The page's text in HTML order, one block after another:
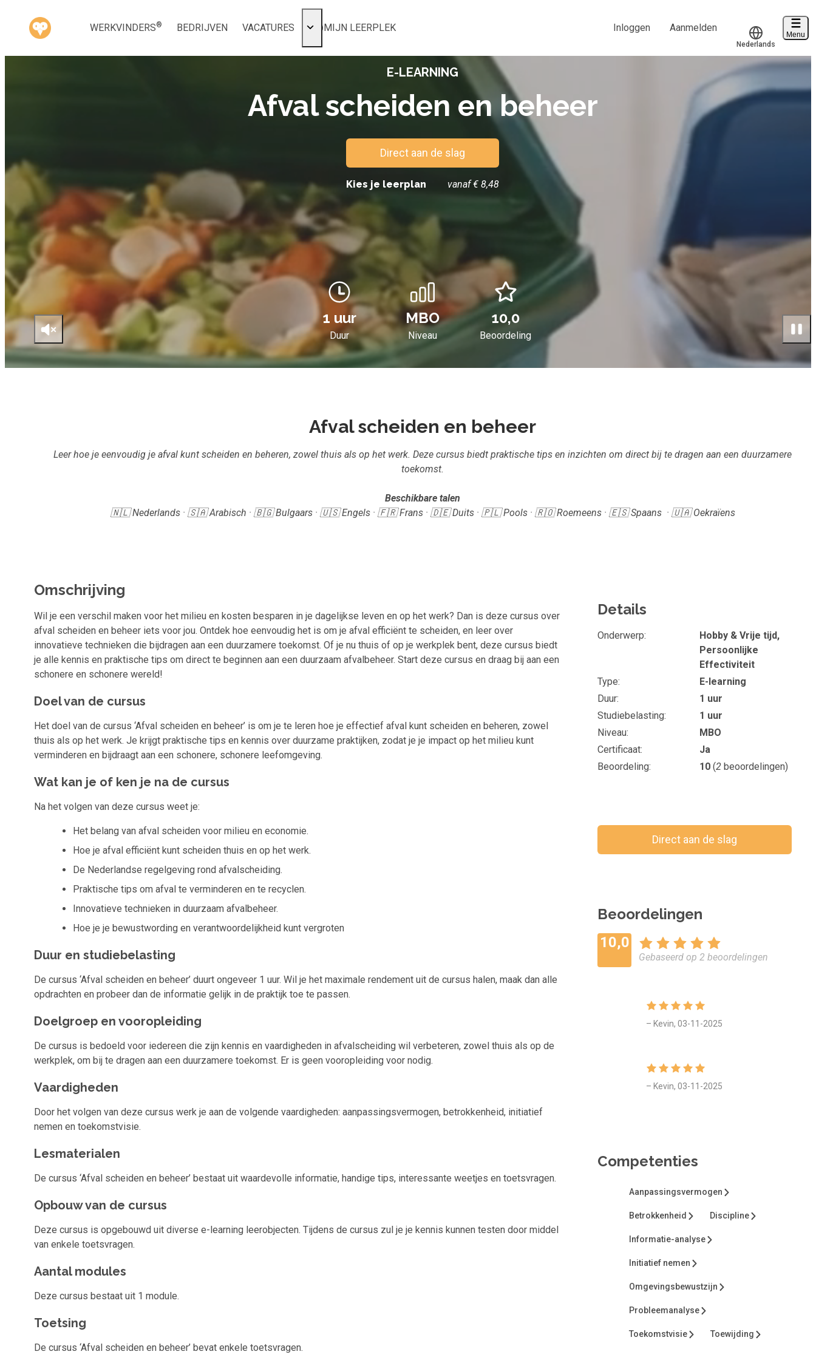
WERKVINDERS® BEDRIJVEN VACATURES MIJN LEERPLEK
Voor mij
Populair
Favoriet
Certificaten
Account en hulp
Start met leren
klantenservice@hobp.nl
Inloggen
Meer
Inloggen Aanmelden
Translate
Nederlands
Menu
E-LEARNING
Afval scheiden en beheer
Direct aan de slag
Kies je leerplan vanaf € 8,48
1 uur MBO 10,0
Duur Niveau Beoordeling
Afval scheiden en beheer
Leer hoe je eenvoudig je afval kunt scheiden en beheren, zowel thuis als op het werk. Deze cursus biedt praktische tips en inzichten om direct bij te dragen aan een duurzamere
toekomst.
Beschikbare talen
🇳🇱 Nederlands · 🇸🇦 Arabisch · 🇧🇬 Bulgaars · 🇺🇸 Engels · 🇫🇷 Frans · 🇩🇪 Duits · 🇵🇱 Pools · 🇷🇴 Roemeens · 🇪🇸 Spaans · 🇺🇦 Oekraïens
Omschrijving
Wil je een verschil maken voor het milieu en kosten besparen in je dagelijkse leven en op het werk? Dan is deze cursus over
afval scheiden en beheer iets voor jou. Ontdek hoe eenvoudig het is om je afval efficiënt te scheiden, en leer over
innovatieve technieken die bijdragen aan een duurzamere toekomst. Of je nu thuis of op je werkplek bent, deze cursus biedt
je alle kennis en praktische tips om direct te beginnen aan een duurzaam afvalbeheer. Start deze cursus en draag bij aan een
schonere en schonere wereld!
Doel van de cursus
Het doel van de cursus ‘Afval scheiden en beheer’ is om je te leren hoe je effectief afval kunt scheiden en beheren, zowel
thuis als op het werk. Je krijgt praktische tips en kennis over duurzame praktijken, zodat je je impact op het milieu kunt
verminderen en bijdraagt aan een schonere, schonere leefomgeving.
Wat kan je of ken je na de cursus
Na het volgen van deze cursus weet je:
Het belang van afval scheiden voor milieu en economie.
Hoe je afval efficiënt kunt scheiden thuis en op het werk.
De Nederlandse regelgeving rond afvalscheiding.
Praktische tips om afval te verminderen en te recyclen.
Innovatieve technieken in duurzaam afvalbeheer.
Hoe je je bewustwording en verantwoordelijkheid kunt vergroten
Duur en studiebelasting
De cursus ‘Afval scheiden en beheer’ duurt ongeveer 1 uur. Wil je het maximale rendement uit de cursus halen, maak dan alle
opdrachten en probeer dan de informatie gelijk in de praktijk toe te passen.
Doelgroep en vooropleiding
De cursus is bedoeld voor iedereen die zijn kennis en vaardigheden in afvalscheiding wil verbeteren, zowel thuis als op de
werkplek, om bij te dragen aan een duurzamere toekomst. Er is geen vooropleiding voor nodig.
Vaardigheden
Door het volgen van deze cursus werk je aan de volgende vaardigheden: aanpassingsvermogen, betrokkenheid, initiatief
nemen en toekomstvisie.
Lesmaterialen
De cursus ‘Afval scheiden en beheer’ bestaat uit waardevolle informatie, handige tips, interessante weetjes en toetsvragen.
Opbouw van de cursus
Deze cursus is opgebouwd uit diverse e-learning leerobjecten. Tijdens de cursus zul je je kennis kunnen testen door middel
van enkele toetsvragen.
Aantal modules
Deze cursus bestaat uit 1 module.
Toetsing
De cursus ‘Afval scheiden en beheer’ bevat enkele toetsvragen.
Details
Onderwerp
Hobby & Vrije tijd,
Persoonlijke
Effectiviteit
Type
E-learning
Duur
1 uur
Studiebelasting
1 uur
Niveau
MBO
Certificaat
Ja
Beoordeling
10 (2 beoordelingen)
Direct aan de slag
Bewaar voor later
Beoordelingen
10,0
Gebaseerd op 2 beoordelingen
– Kevin, 03-11-2025
– Kevin, 03-11-2025
Competenties
Aanpassingsvermogen
Betrokkenheid Discipline
Informatie-analyse
Initiatief nemen
Omgevingsbewustzijn
Probleemanalyse
Toekomstvisie Toewijding